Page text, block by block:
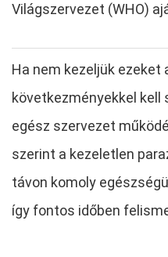
Világszervezet (WHO)
Ha nem kezeljük ezeket
következményekkel kell
egész szervezet
szerint a kezeletlen
távon komoly
így fontos időben